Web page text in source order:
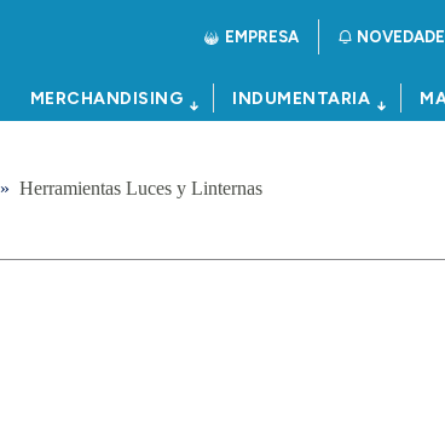
EMPRESA
MERCHANDISING INDUMENTARIA
» Herramientas Luces y Linternas